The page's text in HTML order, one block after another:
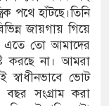
পথে হাঁটছে।তিনি
জায়গায় গিয়ে
এতে তো আমাদের
করছে না। আমরা
স্বাধীনভাবে ভোট
সংগ্রাম করা